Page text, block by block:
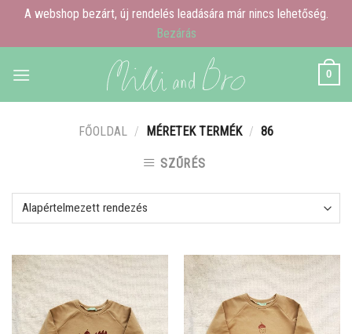
A webshop bezárt, új rendelés leadására már nincs lehetőség.
Bezárás
0
FŐOLDAL / MÉRETEK TERMÉK / 86
SZŰRÉS